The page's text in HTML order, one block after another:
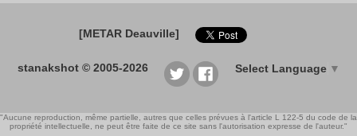
[METAR Deauville]
stanakshot © 2005-2026 Select Language ▼
"Aucune reproduction, même partielle, autres que celles prévues à l'article L 122-5 du code de la
propriété intellectuelle, ne peut être faite de ce site sans l'autorisation expresse de l'auteur."